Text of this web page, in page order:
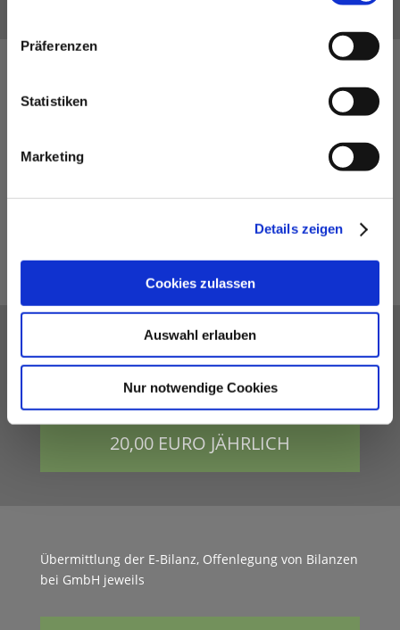
Präferenzen
Statistiken
Marketing
Details zeigen
Cookies zulassen
Auswahl erlauben
Nur notwendige Cookies
Sonstige Tätigkeiten
diverse Antragsstel­lun­gen beim FA, Erledi­gung von
Rück­fra­gen zur Steuer­erk­lärung seit­ens FA, steuer­
liche An-/Ab­mel­dun­gen usw. , je ange­fan­gene halbe
Post und Auslagenpauschale
Gebühren für Kopi­en, Por­to, Zustellungen
20,00 EURO JÄHRLICH
Über­mit­tlung der E‑Bilanz, Offen­le­gung von Bilanzen
bei GmbH jeweils